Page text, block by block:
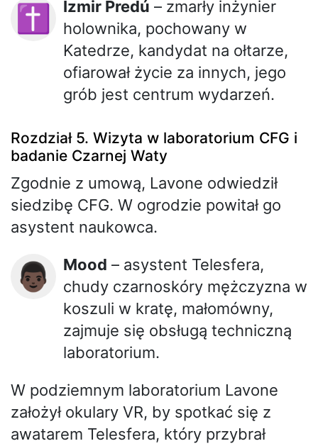
✝️ Izmir Predú – zmarły inżynier
holownika, pochowany w
Katedrze, kandydat na ołtarze,
ofiarował życie za innych, jego
grób jest centrum wydarzeń.
Rozdział 5. Wizyta w laboratorium CFG i
badanie Czarnej Waty
Zgodnie z umową, Lavone odwiedził
siedzibę CFG. W ogrodzie powitał go
asystent naukowca.
👨🏿 Mood – asystent Telesfera,
chudy czarnoskóry mężczyzna w
koszuli w kratę, małomówny,
zajmuje się obsługą techniczną
laboratorium.
W podziemnym laboratorium Lavone
założył okulary VR, by spotkać się z
awatarem Telesfera, który przybrał